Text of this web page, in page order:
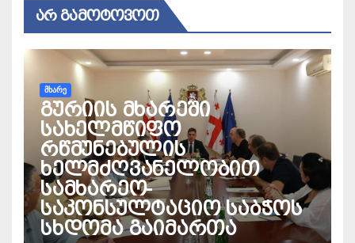
ᲐᲠ ᲒᲐᲛᲝᲢᲝᲕᲝᲗ
ᲛᲮᲐᲠᲔ
გურიის მხარეში
სახელმწიფო
რწმუნებულის
ხელმძღვანელობით
სამხარეო-
საკონსულტაციო საბჭოს
სხდომა გაიმართა
ᲔᲜᲔᲠᲒᲔᲢᲘᲙᲐ